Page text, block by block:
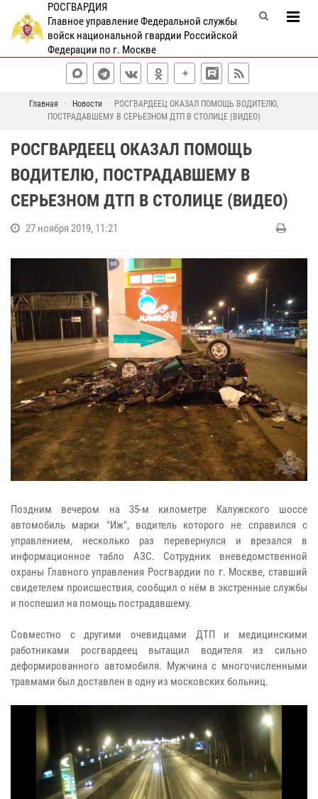
РОСГВАРДИЯ
Главное управление Федеральной службы
войск национальной гвардии Российской
Федерации по г. Москве
Главная Новости
РОСГВАРДЕЕЦ ОКАЗАЛ ПОМОЩЬ ВОДИТЕЛЮ,
ПОСТРАДАВШЕМУ В СЕРЬЕЗНОМ ДТП В СТОЛИЦЕ (ВИДЕО)
РОСГВАРДЕЕЦ ОКАЗАЛ ПОМОЩЬ
ВОДИТЕЛЮ, ПОСТРАДАВШЕМУ В
СЕРЬЕЗНОМ ДТП В СТОЛИЦЕ (ВИДЕО)
27 ноября 2019, 11:21
Поздним вечером на 35-м километре Калужского шоссе
автомобиль марки "Иж", водитель которого не справился с
управлением, несколько раз перевернулся и врезался в
информационное табло АЗС. Сотрудник вневедомственной
охраны Главного управления Росгвардии по г. Москве, ставший
свидетелем происшествия, сообщил о нём в экстренные службы
и поспешил на помощь пострадавшему.
Совместно с другими очевидцами ДТП и медицинскими
работниками росгвардеец вытащил водителя из сильно
деформированного автомобиля. Мужчина с многочисленными
травмами был доставлен в одну из московских больниц.